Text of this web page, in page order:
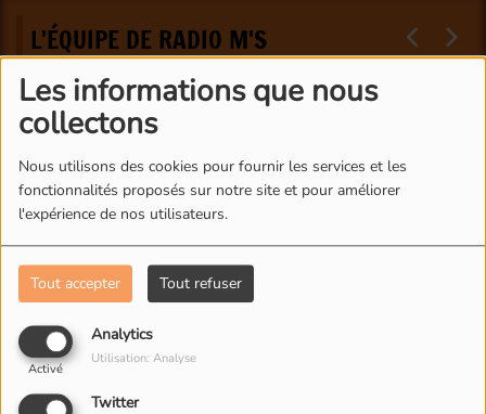
Les informations que nous
collectons
Nous utilisons des cookies pour fournir les services et les
fonctionnalités proposés sur notre site et pour améliorer
l'expérience de nos utilisateurs.
Tout accepter Tout refuser
Analytics
Activé
Utilisation: Analyse
Twitter
L'ÉQUIPE DE RADIO M'S